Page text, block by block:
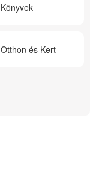
Könyvek
Otthon és Kert